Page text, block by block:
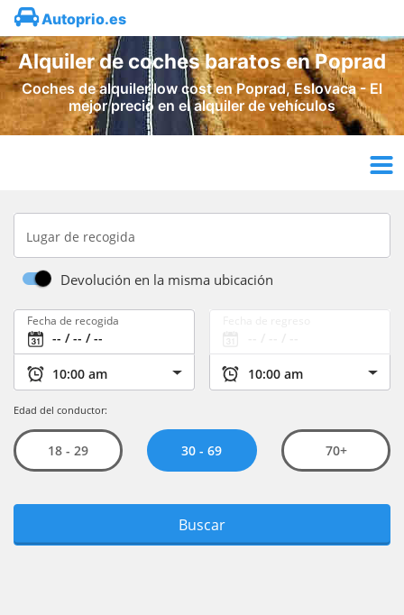
Autoprio.es
Alquiler de coches baratos en Poprad
Coches de alquiler low cost en Poprad, Eslovaca - El
mejor precio en el alquiler de vehículos